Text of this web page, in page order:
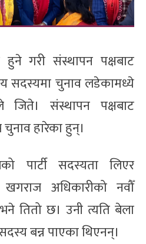
हुने गरी संस्थापन पक्षबाट
सदस्यमा चुनाव लडेकामध्ये
संस्थापन पक्षबाट
चुनाव हारेका हुन्।
पार्टी सदस्यता लिएर
खगराज अधिकारीको नवौँ
तितो छ। उनी त्यति बेला
बन्न पाएका थिएनन्।